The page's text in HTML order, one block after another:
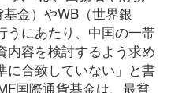
金）やWB（世界銀
うにあたり、中国の一帯
内容を検討するよう求め
に合致していない」と書
国際通貨基金は、最貧